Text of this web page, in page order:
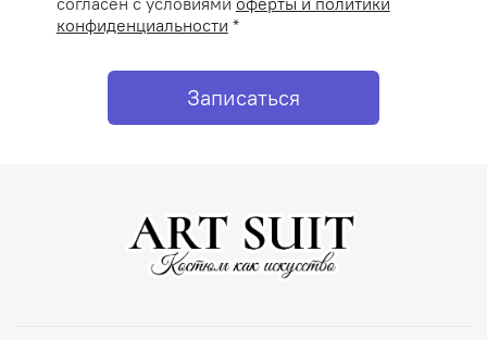
конфиденциальности *
Записаться